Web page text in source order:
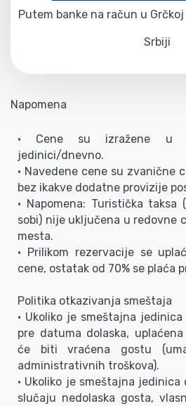
Putem banke na račun u
Srbiji
Napomena
• Cene su izražene u
jedinici/dnevno.
• Navedene cene su zvanične
bez ikakve dodatne provizije
• Napomena: Turistička
sobi) nije uključena u redovne
mesta.
• Prilikom rezervacije se
cene, ostatak od 70% se plaća
Politika otkazivanja smeštaja
• Ukoliko je smeštajna
pre datuma dolaska,
će biti vraćena gostu
administrativnih troškova).
• Ukoliko je smeštajna
slučaju nedolaska gosta,